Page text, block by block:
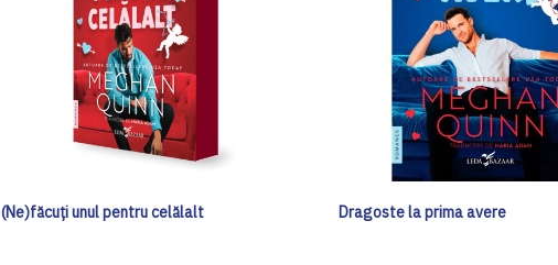
(Ne)făcuți unul pentru celălalt Dragoste la prima avere